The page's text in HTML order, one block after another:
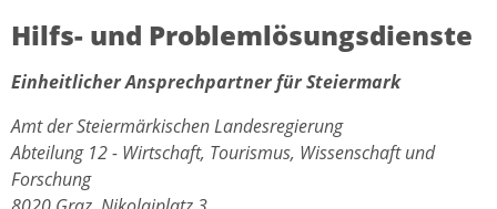
Hilfs- und Problemlösungsdienste
Einheitlicher Ansprechpartner für Steiermark
Amt der Steiermärkischen Landesregierung
Abteilung 12 - Wirtschaft, Tourismus, Wissenschaft und
Forschung